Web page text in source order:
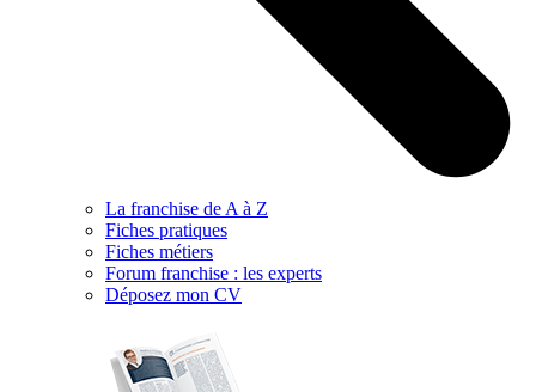
La franchise de A à Z
Fiches pratiques
Fiches métiers
Forum franchise : les experts
Déposez mon CV